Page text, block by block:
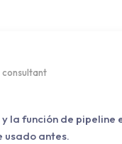
la función de pipeline
usado antes.